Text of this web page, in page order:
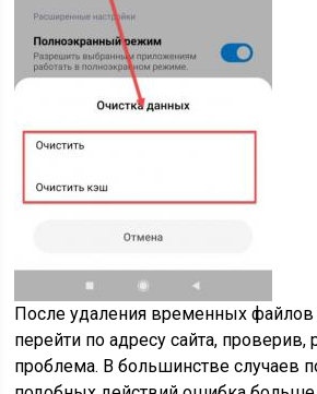
После удаления временных файлов
перейти по адресу сайта,
проблема. В большинстве случаев